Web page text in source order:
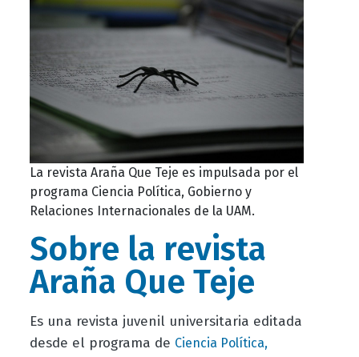
La revista Araña Que Teje es impulsada por el
programa Ciencia Política, Gobierno y
Relaciones Internacionales de la UAM.
Sobre la revista
Araña Que Teje
Es una revista juvenil universitaria editada
desde el programa de Ciencia Política,